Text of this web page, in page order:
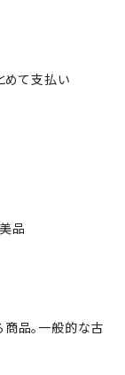
めて支払い
品
品。一般的な古